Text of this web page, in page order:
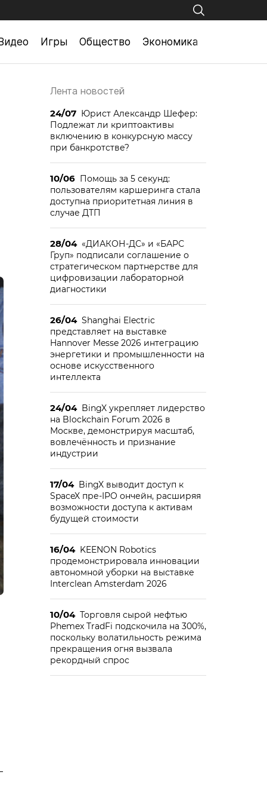
Игры Общество Экономика
Лента новостей
24/07 Юрист Александр Шефер:
Подлежат ли криптоактивы
включению в конкурсную массу
при банкротстве?
10/06 Помощь за 5 секунд:
пользователям каршеринга стала
доступна приоритетная линия в
случае ДТП
28/04 «ДИАКОН-ДС» и «БАРС
Груп» подписали соглашение о
стратегическом партнерстве для
цифровизации лабораторной
диагностики
26/04 Shanghai Electric
представляет на выставке
Hannover Messe 2026 интеграцию
энергетики и промышленности на
основе искусственного
интеллекта
24/04 BingX укрепляет лидерство
на Blockchain Forum 2026 в
Москве, демонстрируя масштаб,
вовлечённость и признание
индустрии
17/04 BingX выводит доступ к
SpaceX пре-IPO ончейн, расширяя
возможности доступа к активам
будущей стоимости
16/04 KEENON Robotics
продемонстрировала инновации
автономной уборки на выставке
Interclean Amsterdam 2026
10/04 Торговля сырой нефтью
Phemex TradFi подскочила на 300%,
поскольку волатильность режима
прекращения огня вызвала
рекордный спрос